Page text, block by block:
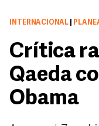
INTERNACIONAL
Crítica
Qaeda
Obama